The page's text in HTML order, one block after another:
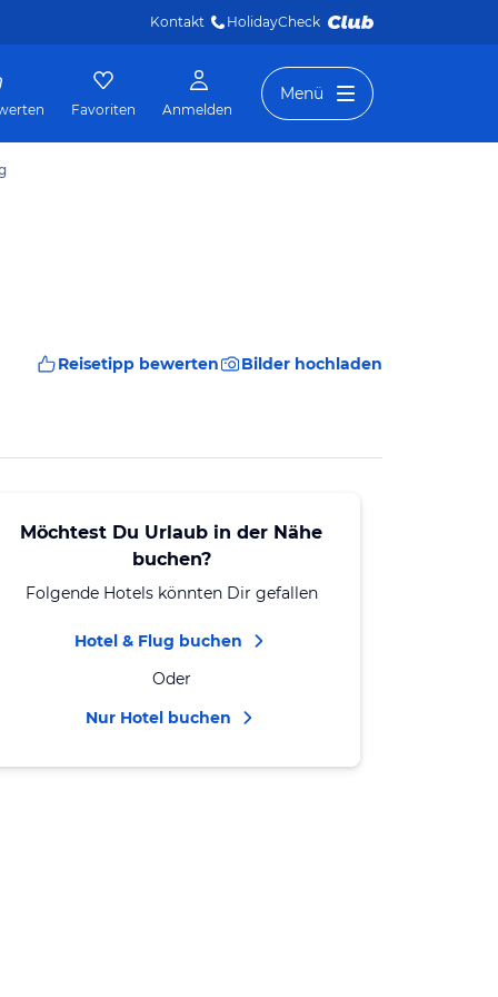
Kontakt HolidayCheck
Favoriten Anmelden
Menü
Reisetipp bewerten Bilder hochladen
Möchtest Du Urlaub in der Nähe
buchen?
Folgende Hotels könnten Dir gefallen
Hotel & Flug buchen
Oder
Nur Hotel buchen